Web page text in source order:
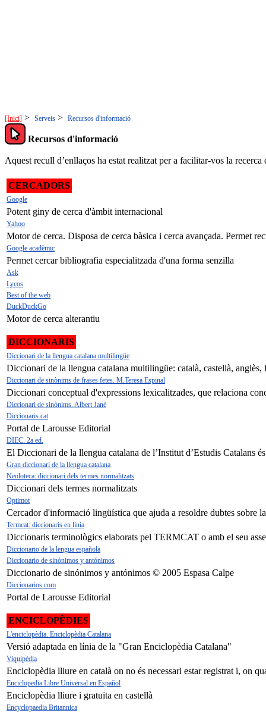
[Inici] > Serveis > Recursos d'informació
Recursos d'informació
Aquest recull d’enllaços ha estat realitzat per a facilitar-vos la
CERCADORS
Google
Potent giny de cerca d'àmbit internacional
Yahoo
Motor de cerca. Disposa de cerca bàsica i cerca avançada. Permet
Google acadèmic
Permet cercar bibliografia especialitzada d'una forma senzilla
Ask
Lycos
Best of the web
DuckDuckGo
Motor de cerca alterantiu
DICCIONARIS
Diccionari de la llengua catalana multilingüe
Diccionari de la llengua catalana multilingüe: català, castellà, anglès,
Diccionari de sinònims de frases fetes. M.Teresa Espinal
Diccionari conceptual d'expressions lexicalitzades, que relaciona
Diccionari de sinònims. Albert Jané
Diccionaris.cat
Portal de Larousse Editorial
DIEC. 2a ed.
El Diccionari de la llengua catalana de l’Institut d’Estudis Catalans
Gran diccionari de la llengua catalana
Neoloteca: diccionari dels termes normalitzats
Diccionari dels termes normalitzats
Optimot
Cercador d'informació lingüística que ajuda a resoldre dubtes sobre
Termcat: diccionaris en línia
Diccionaris terminològics elaborats pel TERMCAT o amb el seu
Diccionario de la lengua española
Diccionario de sinónimos y antónimos
Diccionario de sinónimos y antónimos © 2005 Espasa Calpe
Diccionarios.com
Portal de Larousse Editorial
ENCICLOPÈDIES
L'enciclopèdia. Enciclopèdia Catalana
Versió adaptada en línia de la "Gran Enciclopèdia Catalana"
Viquipèdia
Enciclopèdia lliure en català on no és necessari estar registrat i, on
Enciclopedia Libre Universal en Español
Enciclopèdia lliure i gratuïta en castellà
Encyclopaedia Britannica